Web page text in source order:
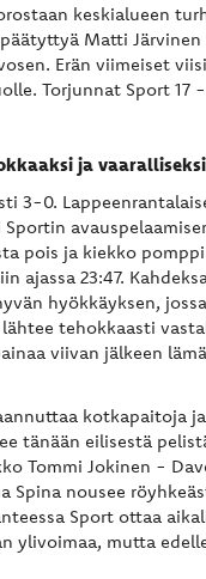
keskialueen
Matti
Erän viimeiset
Torjunnat Sport 17
ja vaaralliseksi
3-0.
pois ja kiekko
ajassa 23:47.
hyökkäyksen,
tehokkaasti
viivan jälkeen
kotkapaitoja
tänään eilisestä
Tommi Jokinen -
Spina nousee
Sport ottaa
ylivoimaa, mutta